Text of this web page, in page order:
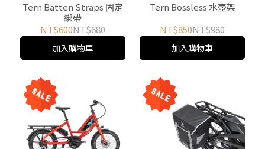
Tern Batten Straps 固定
綁帶
NT$600NT$680
加入購物車
Tern Bossless 水壺架
NT$850NT$980
加入購物車